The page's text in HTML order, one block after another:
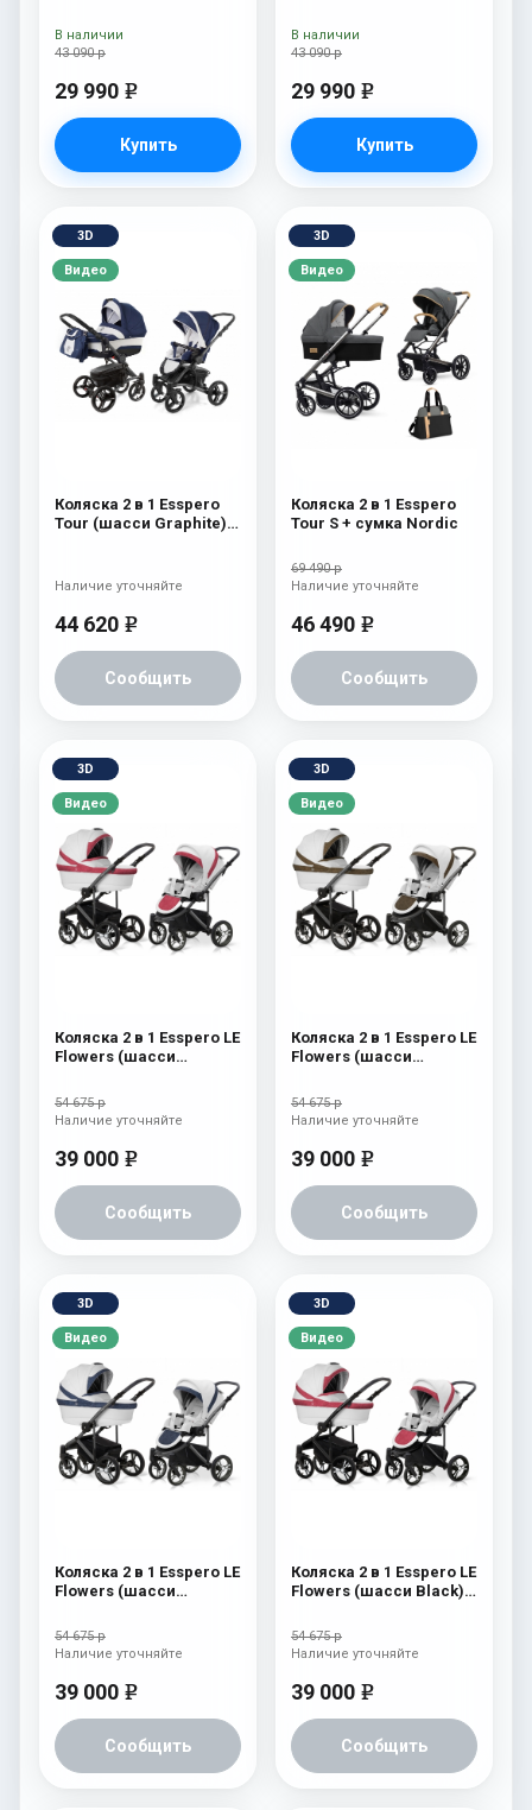
43 090 р
29 990 e
Купить
В наличии
43 090 р
29 990 e
Купить
В наличии
3D
Видео
Коляска 2 в 1 Esspero
Tour (шасси Graphite)
44 620 e
Сообщить
Наличие уточняйте
3D
Видео
Коляска 2 в 1 Esspero
Tour S + сумка Nordic
69 490 р
46 490 e
Сообщить
Наличие уточняйте
3D
Видео
Коляска 2 в 1 Esspero LE
Flowers (шасси
54 675 р
39 000 e
Сообщить
Наличие уточняйте
3D
Видео
Коляска 2 в 1 Esspero LE
Flowers (шасси
54 675 р
39 000 e
Сообщить
Наличие уточняйте
3D
Видео
Коляска 2 в 1 Esspero LE
Flowers (шасси
54 675 р
39 000 e
Сообщить
Наличие уточняйте
3D
Видео
Коляска 2 в 1 Esspero LE
Flowers (шасси Black)
54 675 р
39 000 e
Сообщить
Наличие уточняйте